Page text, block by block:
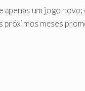
apenas um jogo
próximos meses